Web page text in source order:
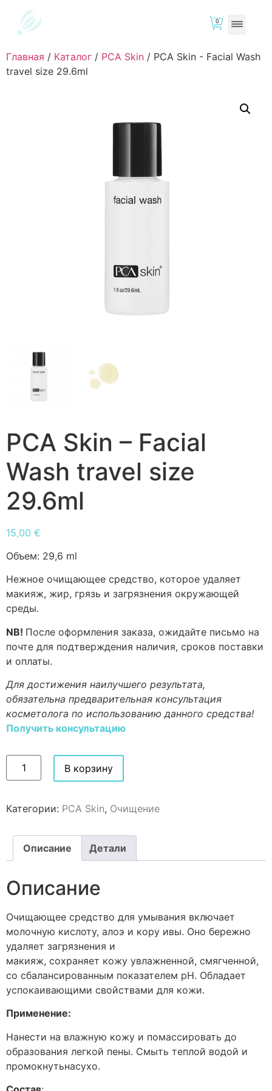
0
Главная / Каталог / PCA Skin / PCA Skin - Facial Wash
travel size 29.6ml
PCA Skin – Facial
Wash travel size
29.6ml
15,00 €
Объем: 29,6 ml
Нежное очищающее средство, которое удаляет
макияж, жир, грязь и загрязнения окружающей
среды.
NB! После оформления заказа, ожидайте письмо на
почте для подтверждения наличия, сроков поставки
и оплаты.
Для достижения наилучшего результата,
обязательна предварительная консультация
косметолога по использованию данного средства!
Получить консультацию
В корзину
Категории: PCA Skin, Очищение
Описание Детали
Описание
Очищающее средство для умывания включает
молочную кислоту, алоэ и кору ивы. Оно бережно
удаляет загрязнения и
макияж, сохраняет кожу увлажненной, смягченной,
со сбалансированным показателем pH. Обладает
успокаивающими свойствами для кожи.
Применение:
Нанести на влажную кожу и помассировать до
образования легкой пены. Смыть теплой водой и
промокнутьнасухо.